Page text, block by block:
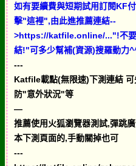
如有要續費與短期試用訂閱KF
擊"這裡",由此進推薦連結--
>https://katfile.online/..."!不要
結!"可多少幫補(資源)搜羅動力
---
Katfile載點(無限速)下測連結 可
防"意外狀況"等
—
推薦使用火狐瀏覽器測試,彈跳
本下測頁面的,手動關掉也可
---